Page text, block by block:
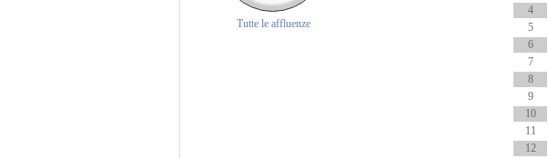
Tutte le affluenze
4
5
6
7
8
9
10
11
12